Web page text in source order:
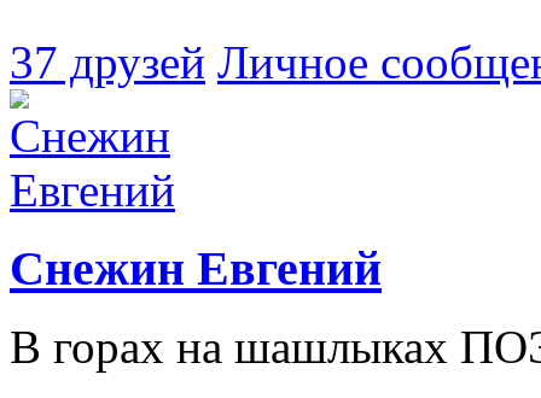
37 друзей Личное
Снежин Евгений
В горах на шашлыках